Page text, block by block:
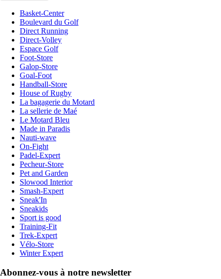
Basket-Center
Boulevard du Golf
Direct Running
Direct-Volley
Espace Golf
Foot-Store
Galop-Store
Goal-Foot
Handball-Store
House of Rugby
La bagagerie du Motard
La sellerie de Maé
Le Motard Bleu
Made in Paradis
Nauti-wave
On-Fight
Padel-Expert
Pecheur-Store
Pet and Garden
Slowood Interior
Smash-Expert
Sneak'In
Sneakids
Sport is good
Training-Fit
Trek-Expert
Vélo-Store
Winter Expert
Abonnez-vous à notre newsletter